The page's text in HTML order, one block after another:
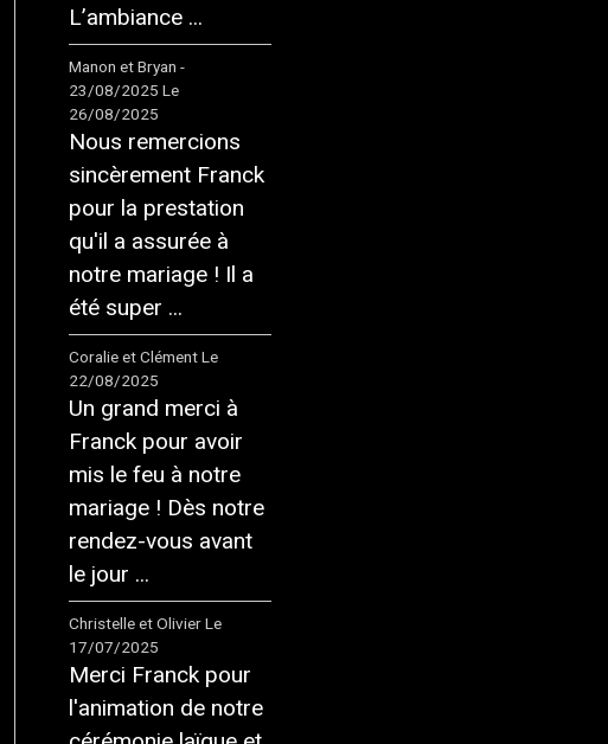
L’ambiance ...
Manon et Bryan -
23/08/2025 Le
26/08/2025
Nous remercions
sincèrement Franck
pour la prestation
qu'il a assurée à
notre mariage ! Il a
été super ...
Coralie et Clément Le
22/08/2025
Un grand merci à
Franck pour avoir
mis le feu à notre
mariage ! Dès notre
rendez-vous avant
le jour ...
Christelle et Olivier Le
17/07/2025
Merci Franck pour
l'animation de notre